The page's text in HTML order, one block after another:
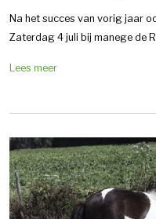
Na het succes van vorig jaar
Zaterdag 4 juli bij manege de
Lees meer